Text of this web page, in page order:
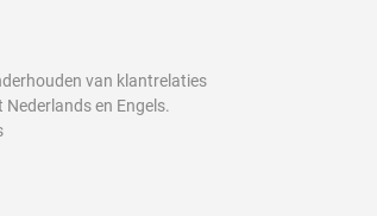
van klantrelaties
en Engels.